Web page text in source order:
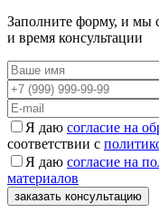
Заполните форму, и мы
и время консультации
Я даю согласие на
соответствии с
Я даю согласие на
материалов